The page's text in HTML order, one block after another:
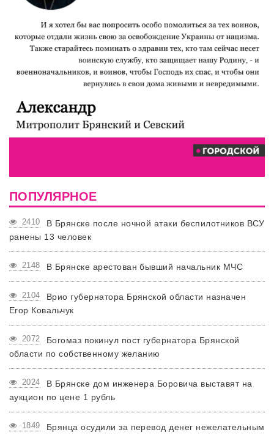
ПОПУЛЯРНОЕ
2410
В Брянске после ночной атаки беспилотников ВСУ
ранены 13 человек
2148 В Брянске арестован бывший начальник МЧС
2104
Врио губернатора Брянской области назначен
Егор Ковальчук
2072
Богомаз покинул пост губернатора Брянской
области по собственному желанию
2024
В Брянске дом инженера Боровича выставят на
аукцион по цене 1 рубль
1849
Брянца осудили за перевод денег нежелательным